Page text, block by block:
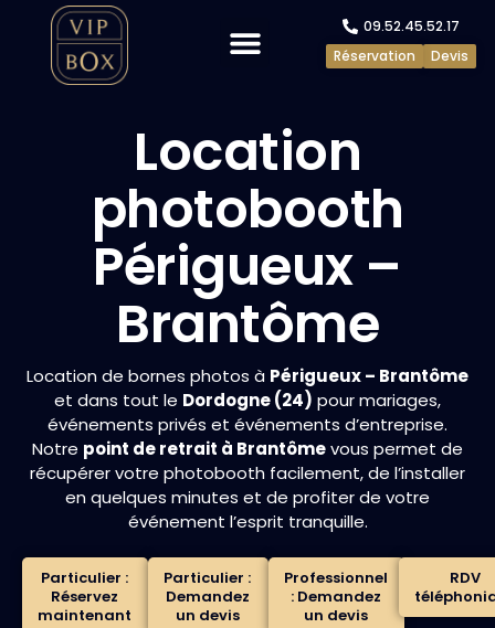
09.52.45.52.17
Devis
Réservation
Location
photobooth
Périgueux –
Brantôme
Location de bornes photos à Périgueux – Brantôme
et dans tout le Dordogne (24) pour mariages,
événements privés et événements d’entreprise.
Notre point de retrait à Brantômevous permet de
récupérer votre photobooth facilement, de l’installer
en quelques minutes et de profiter de votre
événement l’esprit tranquille.
Particulier :
Réservez
maintenant
Particulier :
Demandez
un devis
Professionnel
: Demandez
un devis
RDV